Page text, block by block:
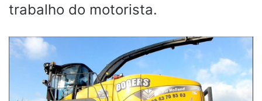
trabalho do motorista.